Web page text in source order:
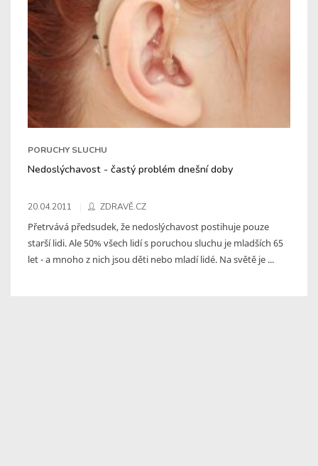
PORUCHY SLUCHU
Nedoslýchavost - častý problém dnešní doby
20.04.2011 ZDRAVĚ.CZ
Přetrvává předsudek, že nedoslýchavost postihuje pouze
starší lidi. Ale 50% všech lidí s poruchou sluchu je mladších 65
let - a mnoho z nich jsou děti nebo mladí lidé. Na světě je ...